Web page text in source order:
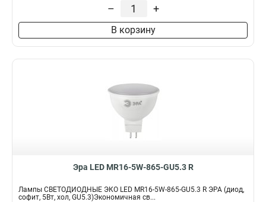
– +
В корзину
Эра LED MR16-5W-865-GU5.3 R
Лампы СВЕТОДИОДНЫЕ ЭКО LED MR16-5W-865-GU5.3 R ЭРА (диод,
софит, 5Вт, хол, GU5.3)Экономичная св...